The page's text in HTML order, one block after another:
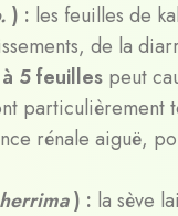
) : les feuilles de
de la
5 feuilles peut
particulièrement
rénale aiguë,
) : la sève